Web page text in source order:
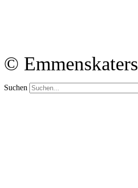
© Emmenskaters
Suchen